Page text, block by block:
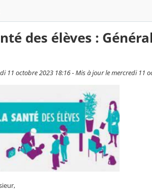
des élèves :
11 octobre 2023 18:16 - Mis à jour le mercredi 11